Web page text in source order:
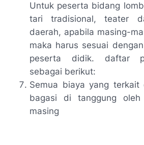
Untuk peserta bidang
tari tradisional, teater
daerah, apabila masing-
maka harus sesuai
peserta didik. daftar
sebagai berikut:
Semua biaya yang terkait
bagasi di tanggung oleh
masing